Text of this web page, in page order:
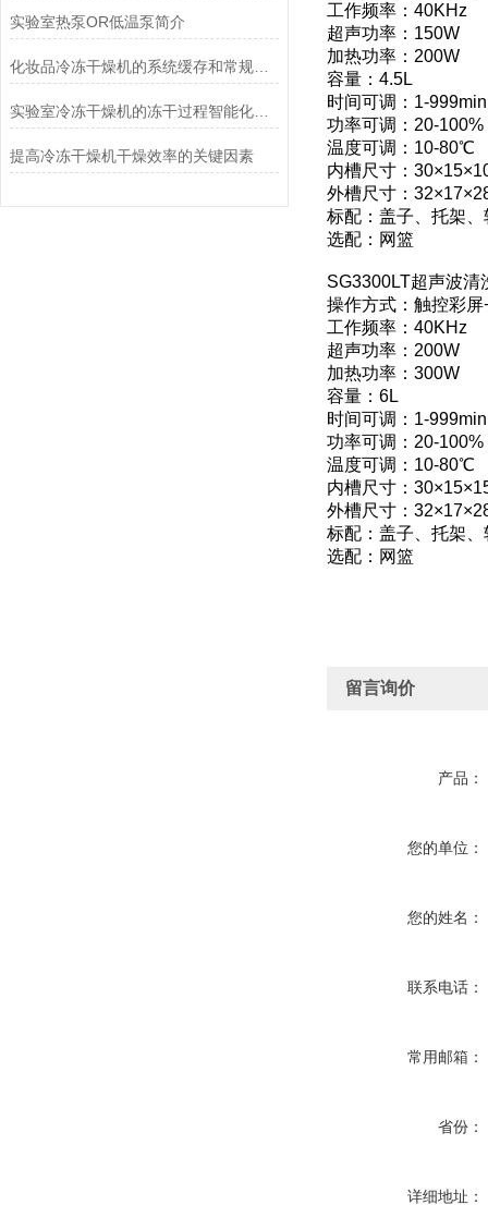
实验室热泵OR低温泵简介
化妆品冷冻干燥机的系统缓存和常规冻干方法的优点
实验室冷冻干燥机的冻干过程智能化功能和基本操作流程
提高冷冻干燥机干燥效率的关键因素
工作频率：40KHz
超声功率：150W
加热功率：200W
容量：4.5L
时间可调：1-999min
功率可调：20-100%
温度可调：10-80℃
内槽尺寸：
外槽尺寸：
标配：盖子、托架、
选配：网篮
SG3300LT超声波清
操作方式：触控彩
工作频率：40KHz
超声功率：200W
加热功率：300W
容量：6L
时间可调：1-999min
功率可调：20-100%
温度可调：10-80℃
内槽尺寸：
外槽尺寸：
标配：盖子、托架、
选配：网篮
留言询价
产品：
您的单位：
您的姓名：
联系电话：
常用邮箱：
省份：
详细地址：